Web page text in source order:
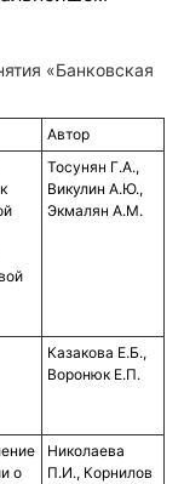
«Банковская
Автор
Тосунян Г.А.,
Викулин А.Ю.,
Экмалян А.М.
Казакова Е.Б.,
Воронюк Е.П.
о
Николаева
П.И., Корнилов